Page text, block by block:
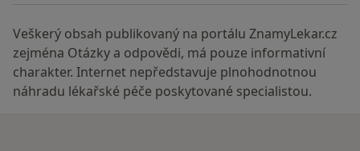
Veškerý obsah publikovaný na portálu ZnamyLekar.cz
zejména Otázky a odpovědi, má pouze informativní
charakter. Internet nepředstavuje plnohodnotnou
náhradu lékařské péče poskytované specialistou.